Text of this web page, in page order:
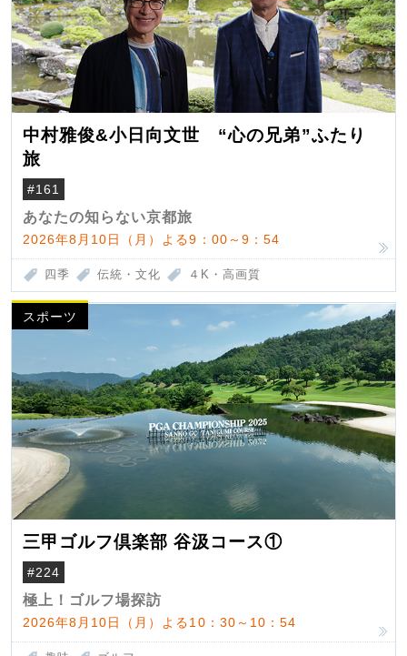
中村雅俊&小日向文世 “心の兄弟”ふたり
旅
#161
あなたの知らない京都旅
2026年8月10日（月）よる9：00～9：54
四季 伝統・文化 ４K・高画質
スポーツ
三甲ゴルフ倶楽部 谷汲コース①
#224
極上！ゴルフ場探訪
2026年8月10日（月）よる10：30～10：54